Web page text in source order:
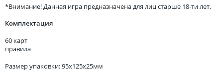
*Внимание! Данная игра предназначена для лиц старше 18-ти лет.
Комплектация
60 карт
правила
Размер упаковки: 95x125x25мм